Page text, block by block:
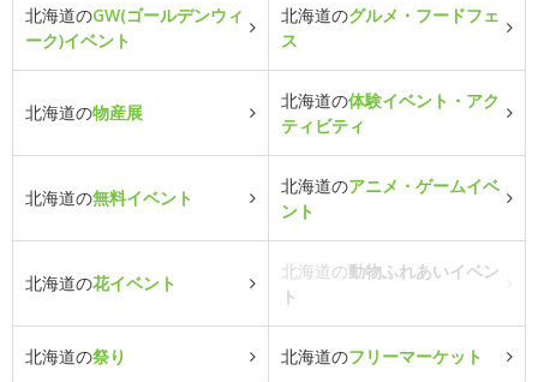
北海道のGW(ゴールデンウィ
ーク)イベント
北海道のグルメ・フードフェ
ス
北海道の物産展
北海道の体験イベント・アク
ティビティ
北海道の無料イベント
北海道のアニメ・ゲームイベ
ント
北海道の花イベント
北海道の動物ふれあいイベン
ト
北海道の祭り 北海道のフリーマーケット